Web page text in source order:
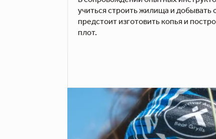
учиться строить жилища и добывать
предстоит изготовить копья и
плот.